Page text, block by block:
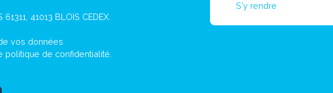
41013 BLOIS CEDEX.
vos données
politique de confidentialité
S'y rendre